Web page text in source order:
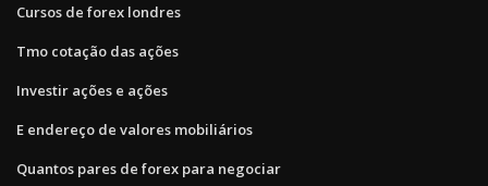
Cursos de forex londres
Tmo cotação das ações
Investir ações e ações
E endereço de valores mobiliários
Quantos pares de forex para negociar